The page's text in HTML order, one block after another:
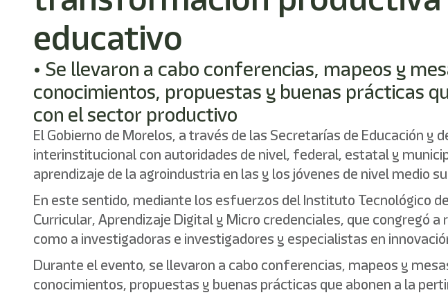
educativo
• ⁠Se llevaron a cabo conferencias, mapeos y
conocimientos, propuestas y buenas prácticas
con el sector productivo
El Gobierno de Morelos, a través de las Secretarías de Educación
interinstitucional con autoridades de nivel, federal, estatal y
aprendizaje de la agroindustria en las y los jóvenes de nivel medio
En este sentido, mediante los esfuerzos del Instituto Tecnológico
Curricular, Aprendizaje Digital y Micro credenciales, que congregó
como a investigadoras e investigadores y especialistas en
Durante el evento, se llevaron a cabo conferencias, mapeos y
conocimientos, propuestas y buenas prácticas que abonen a la